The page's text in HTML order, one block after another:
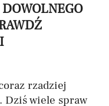
rzadziej
Dziś wiele spraw